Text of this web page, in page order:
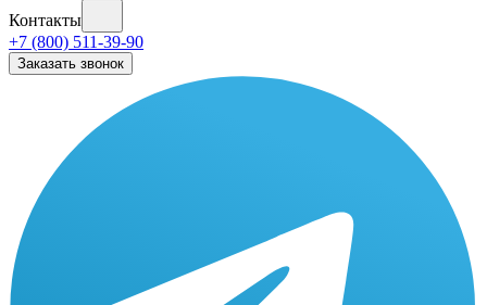
Контакты
+7 (800) 511-39-90
Заказать звонок